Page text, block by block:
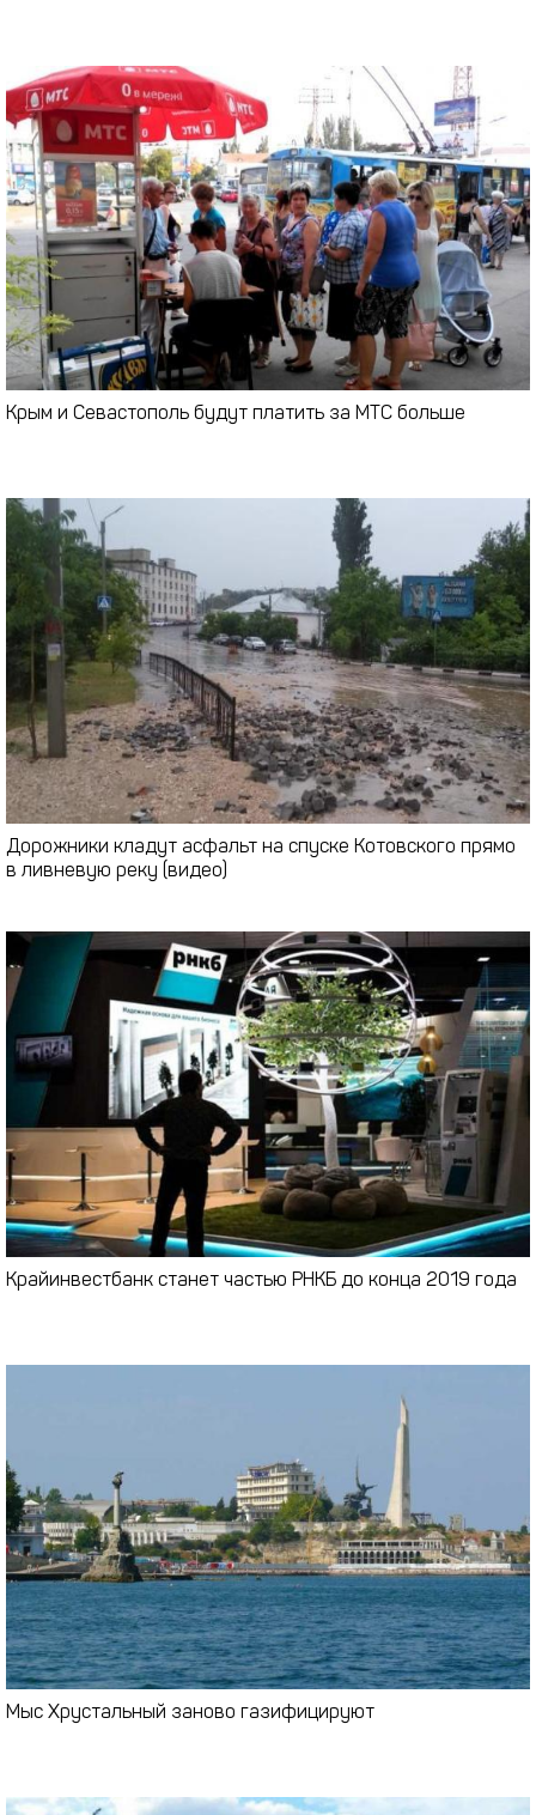
Крым и Севастополь будут платить за МТС больше
Дорожники кладут асфальт на спуске Котовского прямо
в ливневую реку (видео)
Крайинвестбанк станет частью РНКБ до конца 2019 года
Мыс Хрустальный заново газифицируют